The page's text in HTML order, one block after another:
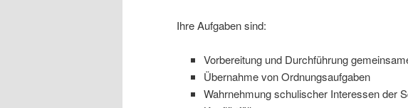
Ihre Aufgaben sind:
Vorbereitung und Durchführung
Übernahme von Ordnungsaufgaben
Wahrnehmung schulischer Interessen der